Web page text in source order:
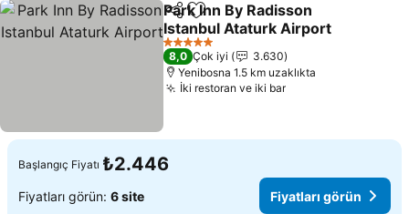
PaylaşFavorilerime ekle
Park Inn By Radisson
Istanbul Ataturk Airport
Fiyatları görün
5 Yıldız
8,0 Çok iyi
3.630
Yenibosna 1.5 km uzaklıkta
İki restoran ve iki barFiyatları görün
Başlangıç Fiyatı ₺2.446
Fiyatları görün: 6 site Fiyatları görün